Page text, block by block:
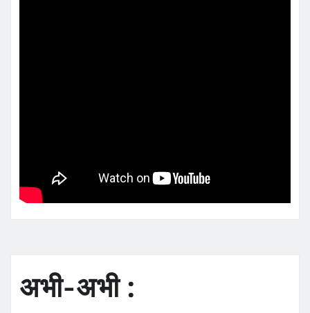
अभी-अभी :